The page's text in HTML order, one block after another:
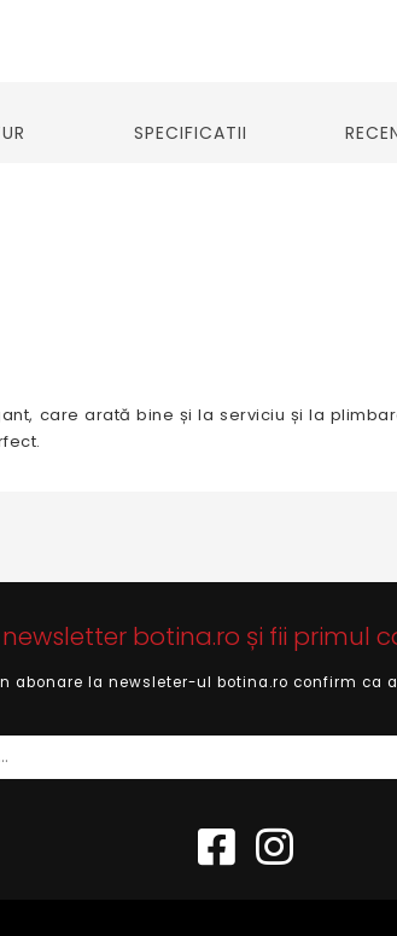
SPECIFICATII
care arată bine și la serviciu și la
botina.ro și fii primul
abonare la newsleter-ul botina.ro confirm ca